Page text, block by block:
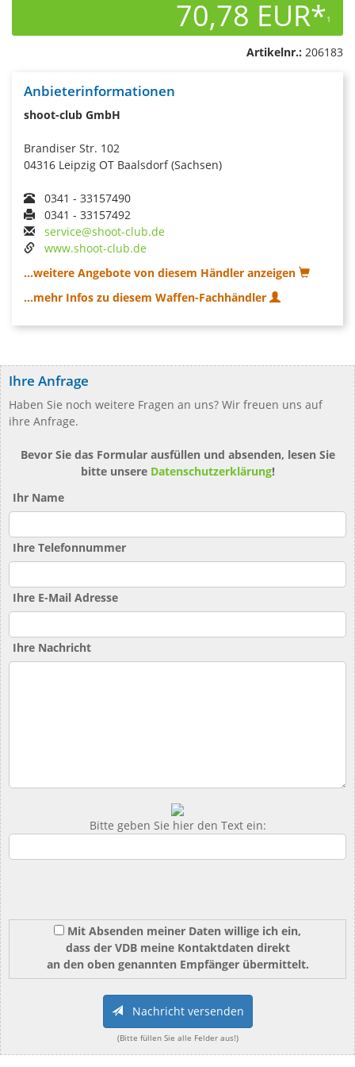
70,78 EUR*1
Artikelnr.: 206183
Anbieterinformationen
shoot-club GmbH
Brandiser Str. 102
04316 Leipzig OT Baalsdorf (Sachsen)
0341 - 33157490
0341 - 33157492
service@shoot-club.de
www.shoot-club.de
...weitere Angebote von diesem Händler anzeigen
...mehr Infos zu diesem Waffen-Fachhändler
Ihre Anfrage
Haben Sie noch weitere Fragen an uns? Wir freuen uns auf
ihre Anfrage.
Bevor Sie das Formular ausfüllen und absenden, lesen Sie
bitte unsere Datenschutzerklärung!
Ihr Name
Ihre Telefonnummer
Ihre E-Mail Adresse
Ihre Nachricht
Bitte geben Sie hier den Text ein:
Mit Absenden meiner Daten willige ich ein,
dass der VDB meine Kontaktdaten direkt
an den oben genannten Empfänger übermittelt.
Nachricht versenden
(Bitte füllen Sie alle Felder aus!)